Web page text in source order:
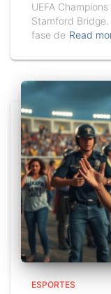
UEFA
Stamford
fase de Read
ESPORTES